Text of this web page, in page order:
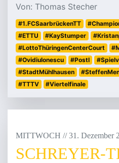
Von: Thomas Stecher
#1.FCSaarbrückenTT
#ETTU
#KayStumper
#LottoThüringenCenterCourt
#OvidiuIonescu
#PostI
#StadtMühlhausen
#TTTV
#Viertelfinale
MITTWOCH // 31 . Dezember
SCHREYER-